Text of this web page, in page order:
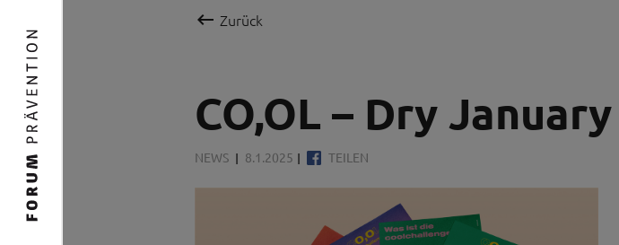
 Zurück
CO,OL – Dry
NEWS 8.1.2025 TEILEN